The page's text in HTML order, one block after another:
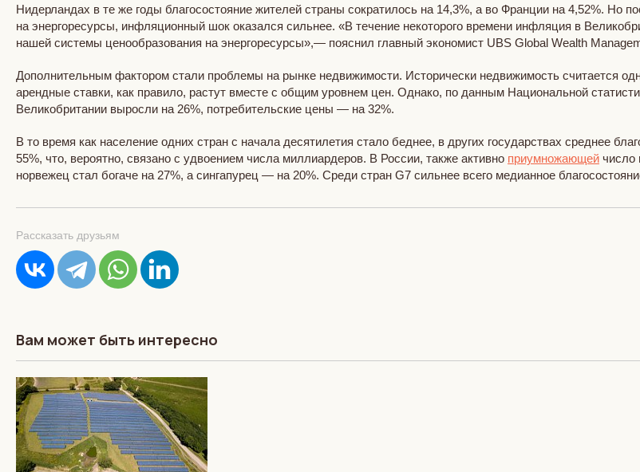
Нидерландах в те же годы благосостояние жителей страны сократилось на 14,3%, а во Франции на 4,52%. Но
на энергоресурсы, инфляционный шок оказался сильнее. «В течение некоторого времени инфляция в
нашей системы ценообразования на энергоресурсы»,— пояснил главный экономист UBS Global Wealth
Дополнительным фактором стали проблемы на рынке недвижимости. Исторически недвижимость считается
арендные ставки, как правило, растут вместе с общим уровнем цен. Однако, по данным Национальной
Великобритании выросли на 26%, потребительские цены — на 32%.
В то время как население одних стран с начала десятилетия стало беднее, в других государствах среднее
55%, что, вероятно, связано с удвоением числа миллиардеров. В России, также активно приумножающей число
норвежец стал богаче на 27%, а сингапурец — на 20%. Среди стран G7 сильнее всего медианное
Рассказать друзьям
Вам может быть интересно